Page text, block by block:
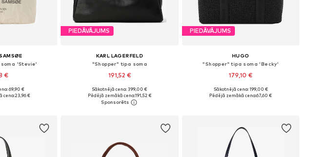
'Stevie'
€
One Size
69,90 €
cena:23,96 €
PIEDĀVĀJUMS
KARL LAGERFELD
"Shopper" tipa soma
191,52 €
Pieejamie izmēri: One Size
Pievienot grozam
Sākotnējā cena: 399,00 €
Pēdējā zemākā cena:191,52 €
PIEDĀVĀJUMS
HUGO
"Shopper" tipa soma 'Becky'
179,10 €
Pieejamie izmēri: One Size
Sākotnējā cena: 199,00 €
Pēdējā zemākā cena:67,60 €